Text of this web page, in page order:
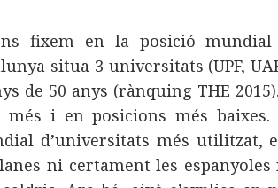
fixem en la posició mundial
situa 3 universitats (UPF,
de 50 anys (rànquing THE
més i en posicions més
d’universitats més utilitzat,
ni certament les